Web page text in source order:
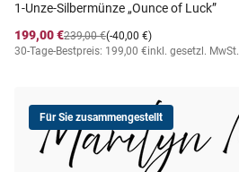
1-Unze-Silbermünze „Ounce of Luck”
199,00 €
(-40,00 €)
239,00 €
30-Tage-Bestpreis: 199,00 €inkl. gesetzl. MwSt.
Für Sie zusammengestellt